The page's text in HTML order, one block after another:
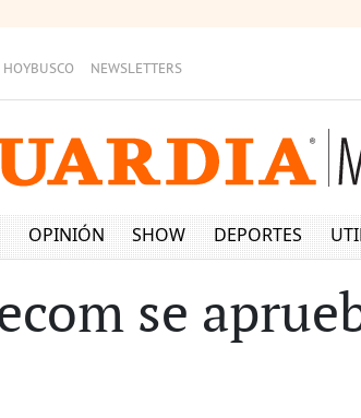
HOYBUSCO NEWSLETTERS
OPINIÓN SHOW DEPORTES
se